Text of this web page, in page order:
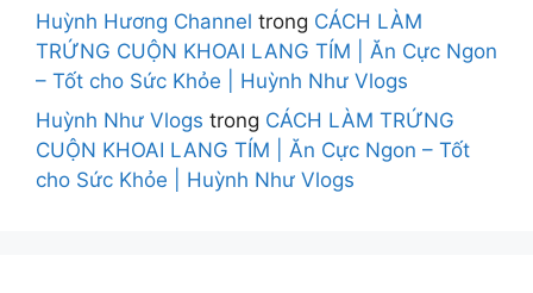
Huỳnh Hương Channel trong CÁCH LÀM
TRỨNG CUỘN KHOAI LANG TÍM | Ăn Cực Ngon
– Tốt cho Sức Khỏe | Huỳnh Như Vlogs
Huỳnh Như Vlogs trong CÁCH LÀM TRỨNG
CUỘN KHOAI LANG TÍM | Ăn Cực Ngon – Tốt
cho Sức Khỏe | Huỳnh Như Vlogs